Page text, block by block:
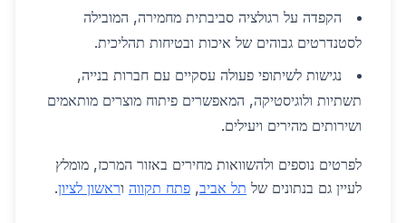
הקפדה על רגולציה סביבתית מחמירה, המובילה
לסטנדרטים גבוהים של איכות ובטיחות תהליכית.
נגישות לשיתופי פעולה עסקיים עם חברות בנייה,
תשתיות ולוגיסטיקה, המאפשרים פיתוח מוצרים מותאמים
ושירותים מהירים ויעילים.
לפרטים נוספים ולהשוואות מחירים באזור המרכז, מומלץ
לעיין גם בנתונים של תל אביב, פתח תקווה וראשון לציון.